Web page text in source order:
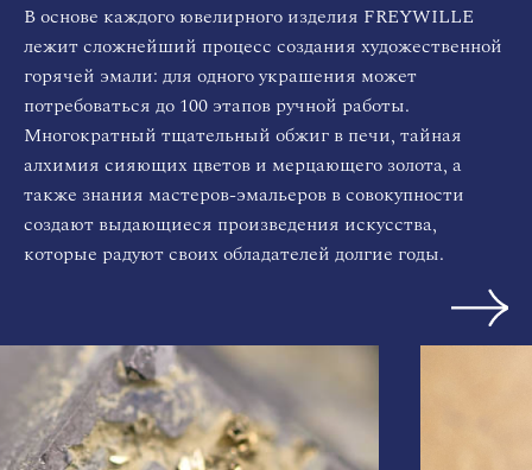
В основе каждого ювелирного изделия FREYWILLE
лежит сложнейший процесс создания художественной
горячей эмали: для одного украшения может
потребоваться до 100 этапов ручной работы.
Многократный тщательный обжиг в печи, тайная
алхимия сияющих цветов и мерцающего золота, а
также знания мастеров-эмальеров в совокупности
создают выдающиеся произведения искусства,
которые радуют своих обладателей долгие годы.